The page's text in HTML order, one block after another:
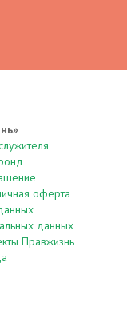
оферта
данных
Правжизнь